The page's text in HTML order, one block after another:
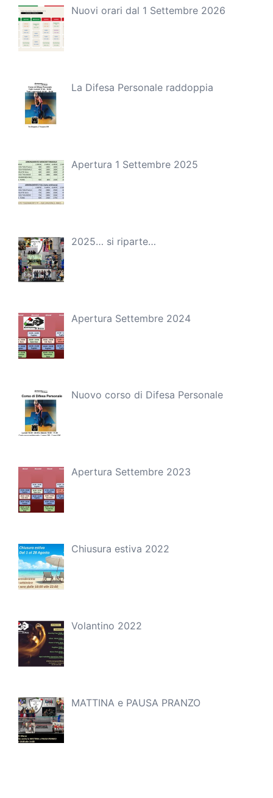
Nuovi orari dal 1 Settembre 2026
La Difesa Personale raddoppia
Apertura 1 Settembre 2025
2025… si riparte…
Apertura Settembre 2024
Nuovo corso di Difesa Personale
Apertura Settembre 2023
Chiusura estiva 2022
Volantino 2022
MATTINA e PAUSA PRANZO